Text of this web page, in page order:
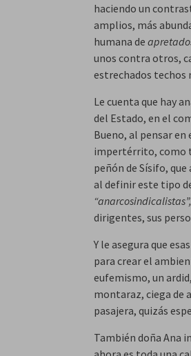
haciendo un
amplios, más
humana de
unos contra otros,
estrechados techos
Le cuenta que hay
del Estado, en el
Bueno, al pensar
impertérrito, como
peñón de Sísifo,
al definir este tipo
“anarcosindicalistas”,
dirigentes, sus
Y le asegura que
para crear el
eufemismo, un
montaraz, ciega de
pasajera, quizás
También doña Ana